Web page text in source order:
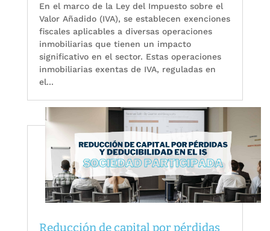
En el marco de la Ley del Impuesto sobre el
Valor Añadido (IVA), se establecen exenciones
fiscales aplicables a diversas operaciones
inmobiliarias que tienen un impacto
significativo en el sector. Estas operaciones
inmobiliarias exentas de IVA, reguladas en
el...
Reducción de capital por pérdidas